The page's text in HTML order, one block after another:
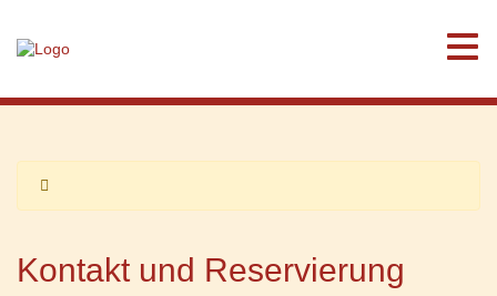
Kontakt und Reservierung